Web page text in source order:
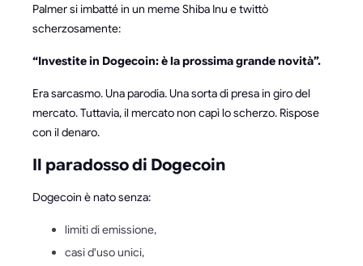
Palmer si imbatté in un meme Shiba Inu e twittò
scherzosamente:
“Investite in Dogecoin: è la prossima grande novità”.
Era sarcasmo. Una parodia. Una sorta di presa in giro del
mercato. Tuttavia, il mercato non capì lo scherzo. Rispose
con il denaro.
Il paradosso di Dogecoin
Dogecoin è nato senza:
limiti di emissione,
casi d'uso unici,